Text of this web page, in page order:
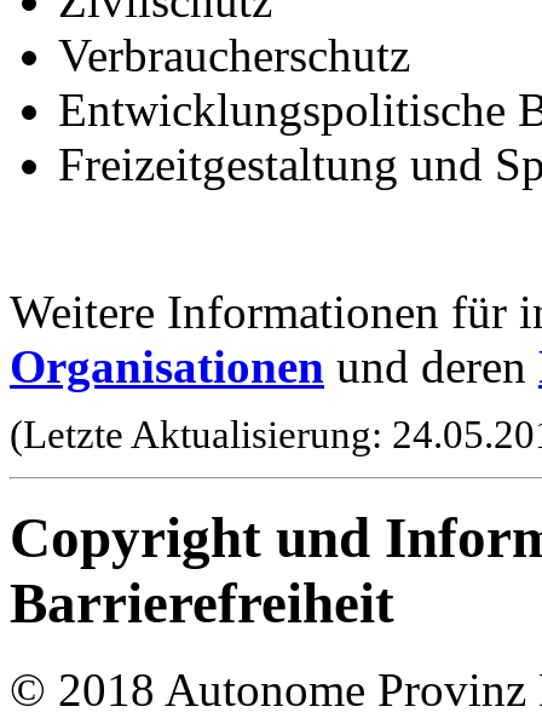
Verbraucherschutz
Entwicklungspolitische
Freizeitgestaltung und
Weitere Informationen für
Organisationen und deren
(Letzte Aktualisierung:
Copyright und
Barrierefreiheit
© 2018 Autonome